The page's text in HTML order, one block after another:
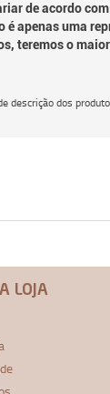
de acordo
é apenas uma
teremos o
descrição dos
LOJA